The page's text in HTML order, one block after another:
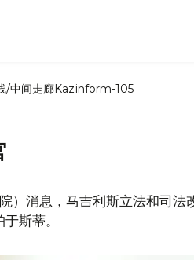
/中间走廊Kazinform-105
）消息，马吉利斯立法和司法
斯蒂。